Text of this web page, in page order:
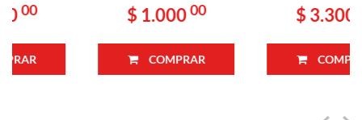
00
COMPRAR
00
COMPRAR